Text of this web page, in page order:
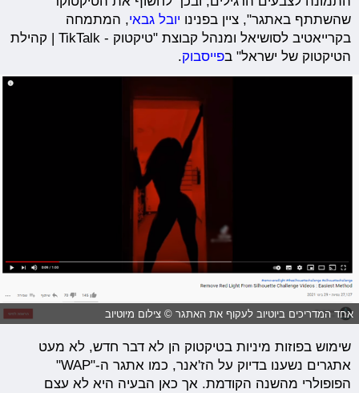
שהשתתף באתגר", ציין בפנינו יובל גבאי, המתמחה
בקרייאטיב לסושיאל ומנהל קבוצת "טיקטוק - TikTalk | קהילת
הטיקטוק של ישראל" בפייסבוק.
אחד המדריכים ביוטיוב לעקוף את האתגר © צילום מיוטיוב
שימוש בפוזות מיניות בטיקטוק הן לא דבר חדש, לא מעט
אתגרים נשענו בדיוק על הז'אנר, כמו אתגר ה-"WAP"
הפופולרי מהשנה הקודמת. אך כאן הבעיה היא לא עצם